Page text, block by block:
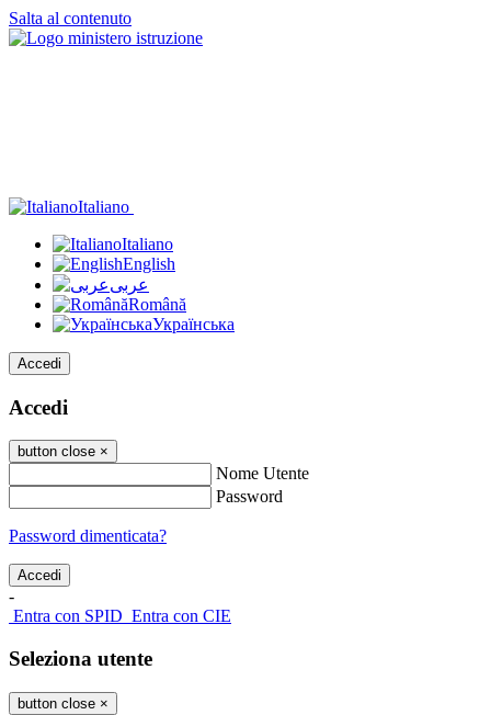
Salta al contenuto
Italiano
Italiano
English
عربى
Română
Українська
Accedi
Accedi
button close ×
Nome Utente
Password
Password dimenticata?
-
Entra con SPID Entra con CIE
Seleziona utente
button close ×